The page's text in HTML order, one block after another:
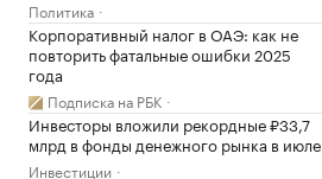
Политика
Корпоративный налог в ОАЭ: как не
повторить фатальные ошибки 2025
года
Подписка на РБК
Инвесторы вложили рекордные ₽33,7
млрд в фонды денежного рынка в июле
Инвестиции